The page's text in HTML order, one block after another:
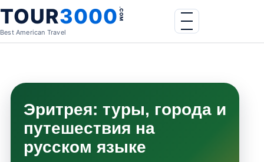
Skip to content
TOUR3000.COM
Best American Travel
Menu
Эритрея: туры, города и
путешествия на
русском языке